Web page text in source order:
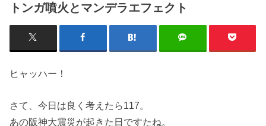
トンガ噴火とマンデラエフェクト
ヒャッハー！
さて、今日は良く考えたら117。
あの阪神大震災が起きた日ですたね。